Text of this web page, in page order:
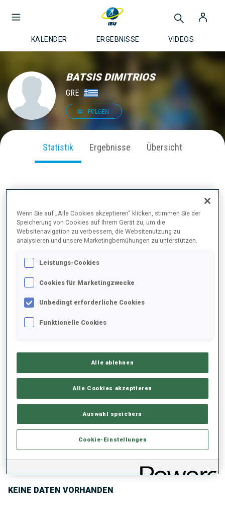
KALENDER ERGEBNISSE VIDEOS
BATSIS DIMITRIOS
GRE
FOLGEN
Statistik Ergebnisse Übersicht
PERFORMANCE
Keine Daten vorhanden
Keine Daten vorhanden
STEHENDSCHIESSEN
KEINE DATEN VORHANDEN
Wenn Sie auf „Alle Cookies akzeptieren“ klicken, stimmen Sie der
Speicherung von Cookies auf Ihrem Gerät zu, um die
Websitenavigation zu verbessern, die Websitenutzung zu
analysieren und unsere Marketingbemühungen zu unterstützen.
Leistungs-Cookies
Cookies für Marketingzwecke
Unbedingt erforderliche Cookies
Funktionelle Cookies
Alle ablehnen
Alle Cookies akzeptieren
Auswahl speichern
Cookie-Einstellungen